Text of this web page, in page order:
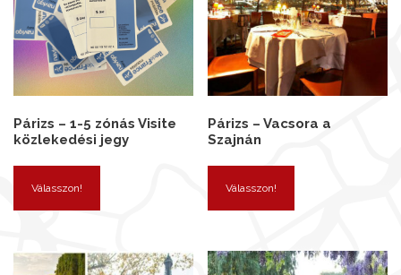
Párizs – 1-5 zónás Visite
közlekedési jegy
Válasszon!
Párizs – Vacsora a
Szajnán
Válasszon!